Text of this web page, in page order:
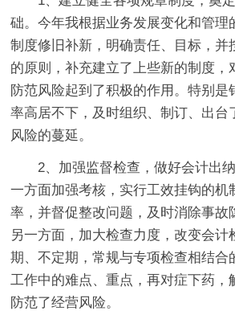
础。今年我根据业务发展变化和管理
制度修旧补新，明确责任、目标，并
的原则，补充建立了上些新的制度，
防范风险起到了积极的作用。特别是
率高居不下，及时组织、制订、出台
风险的蔓延。
2、加强监督检查，做好会计出
一方面加强考核，实行工效挂钩的机
率，并督促整改问题，及时消除事故
另一方面，加大检查力度，改变会计
期、不定期，常规与专项检查相结合
工作中的难点、重点，再对症下药，
防范了经营风险。